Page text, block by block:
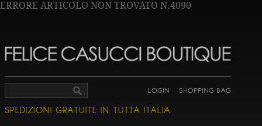
ERRORE ARTICOLO NON TROVATO N.4090
SPEDIZIONI GRATUITE IN TUTTA ITALIA
LOGIN SHOPPING BAG